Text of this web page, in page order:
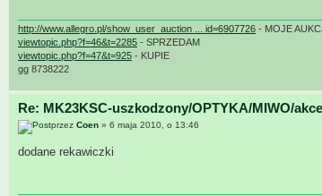
http://www.allegro.pl/show_user_auction ... id=6907726 - MOJE
viewtopic.php?f=46&t=2285 - SPRZEDAM
viewtopic.php?f=47&t=925 - KUPIE
gg 8738222
Re: MK23KSC-uszkodzony/OPTYKA/MIWO/
przez Coen » 6 maja 2010, o 13:46
dodane rekawiczki